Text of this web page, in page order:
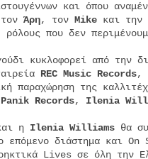
και όπου
Άρη, τον Mike και την
ρόλους που δεν
κυκλοφορεί από την
REC Music Records,
Panik Records, Ilenia
η Ilenia Williams θα
επόμενο διάστημα και On
Lives σε όλη την